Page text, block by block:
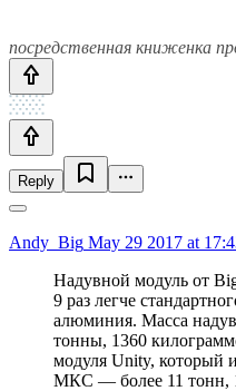
посредственная книженка
Reply
Andy_Big May 29 2017 at
Надувной модуль от
9 раз легче
алюминия. Масса
тонны, 1360
модуля Unity, который
МКС — более 11 тонн,